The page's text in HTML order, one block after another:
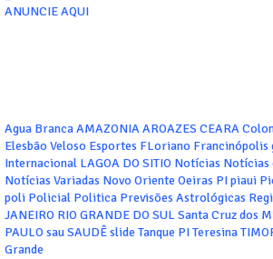
ANUNCIE AQUI
Agua BrancaAMAZONIAAROAZES CEARA
Elesbão Veloso Esportes FLoriano Francinópolis
Internacional LAGOA DO SITIO Notícias Notícias
Notícias Variadas Novo Oriente Oeiras PIpiaui
poli Policial Politica Previsões Astrológicas
JANEIRO RIO GRANDE DO SUL Santa Cruz dos
PAULOsauSAUDÊslide Tanque PITeresina
Grande